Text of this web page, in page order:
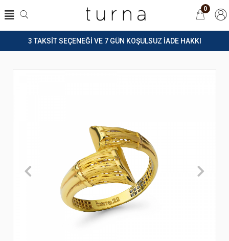
3 TAKSİT SEÇENEĞİ VE 7 GÜN KOŞULSUZ İADE HAKKI
0